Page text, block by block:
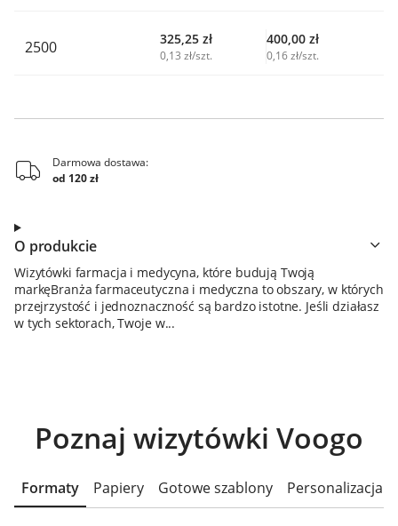
2500 325,25 zł
0,13 zł/szt.
400,00 zł
0,16 zł/szt.
Darmowa dostawa:
od 120 zł
O produkcie
Wizytówki farmacja i medycyna, które budują Twoją
markęBranża farmaceutyczna i medyczna to obszary, w których
przejrzystość i jednoznaczność są bardzo istotne. Jeśli działasz
w tych sektorach, Twoje w...
Poznaj wizytówki Voogo
Formaty Papiery Gotowe szablony Personalizacja